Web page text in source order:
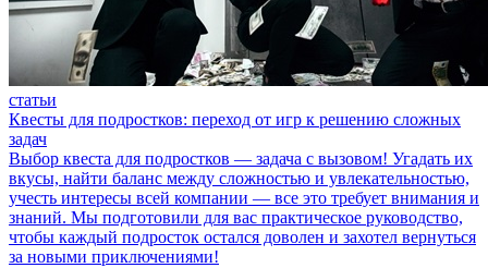
статьи
Квесты для подростков: переход от игр к решению сложных
задач
Выбор квеста для подростков — задача с вызовом! Угадать их
вкусы, найти баланс между сложностью и увлекательностью,
учесть интересы всей компании — все это требует внимания и
знаний. Мы подготовили для вас практическое руководство,
чтобы каждый подросток остался доволен и захотел вернуться
за новыми приключениями!